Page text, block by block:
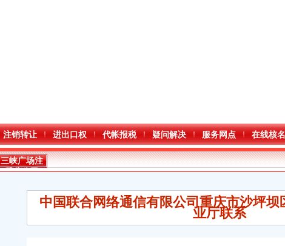
注销转让 进出口权 代帐报税 疑问解决 服务网点 在线核名
三峡广场注
册分公司
中国联合网络通信有限公司重庆市沙坪
业厅联系